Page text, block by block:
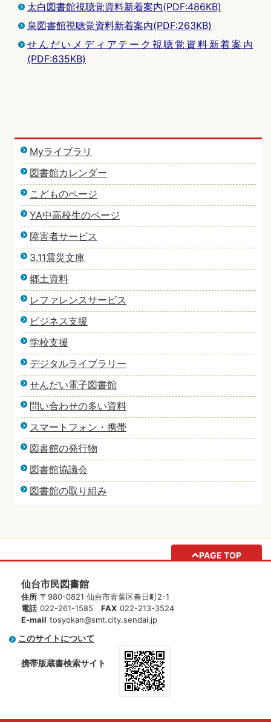
太白図書館視聴覚資料新着案内(PDF:486KB)
泉図書館視聴覚資料新着案内(PDF:263KB)
せんだいメディアテーク視聴覚資料新着案内
(PDF:635KB)
Myライブラリ
図書館カレンダー
こどものページ
YA中高校生のページ
障害者サービス
3.11震災文庫
郷土資料
レファレンスサービス
ビジネス支援
学校支援
デジタルライブラリー
せんだい電子図書館
問い合わせの多い資料
スマートフォン・携帯
図書館の発行物
図書館協議会
図書館の取り組み
PAGE TOP
仙台市民図書館
住所 〒980-0821 仙台市青葉区春日町2-1
電話 022-261-1585 FAX 022-213-3524
E-mail tosyokan@smt.city.sendai.jp
このサイトについて
携帯版蔵書検索サイト